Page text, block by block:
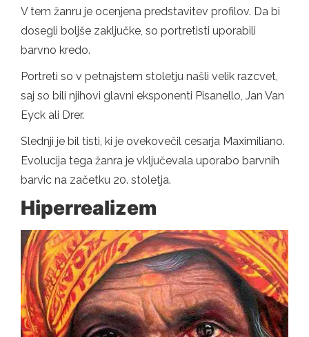
V tem žanru je ocenjena predstavitev profilov. Da bi
dosegli boljše zaključke, so portretisti uporabili
barvno kredo.
Portreti so v petnajstem stoletju našli velik razcvet,
saj so bili njihovi glavni eksponenti Pisanello, Jan Van
Eyck ali Drer.
Slednji je bil tisti, ki je ovekovečil cesarja Maximiliano.
Evolucija tega žanra je vključevala uporabo barvnih
barvic na začetku 20. stoletja.
Hiperrealizem